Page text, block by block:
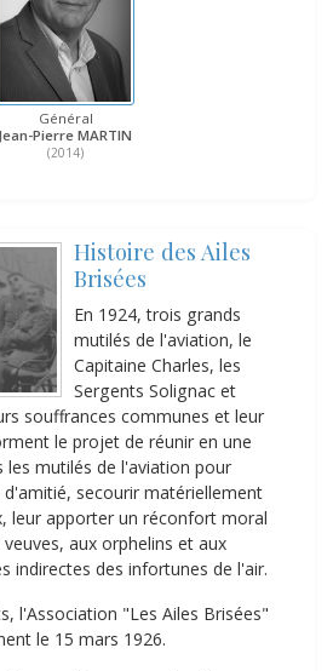
Général
Jean-Pierre MARTIN
(2014)
Histoire des Ailes
Brisées
En 1924, trois grands
mutilés de l'aviation, le
Capitaine Charles, les
Sergents Solignac et
souffrances communes et leur
le projet de réunir en une
les mutilés de l'aviation pour
d'amitié, secourir matériellement
leur apporter un réconfort moral
aux orphelins et aux
indirectes des infortunes de l'air.
l'Association "Les Ailes Brisées"
le 15 mars 1926.